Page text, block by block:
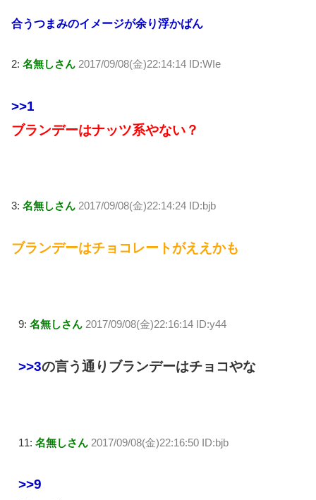
k
合うつまみのイメージが余り浮かばん
2: 名無しさん 2017/09/08(金)22:14:14 ID:WIe
>>1
ブランデーはナッツ系やない？
3: 名無しさん 2017/09/08(金)22:14:24 ID:bjb
ブランデーはチョコレートがええかも
9: 名無しさん 2017/09/08(金)22:16:14 ID:y44
>>3の言う通りブランデーはチョコやな
11: 名無しさん 2017/09/08(金)22:16:50 ID:bjb
>>9